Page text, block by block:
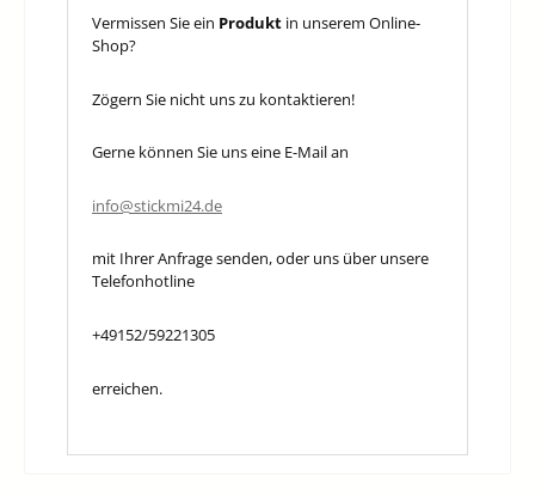
Vermissen Sie ein Produkt in unserem Online-
Shop?
Zögern Sie nicht uns zu kontaktieren!
Gerne können Sie uns eine E-Mail an
info@stickmi24.de
mit Ihrer Anfrage senden, oder uns über unsere
Telefonhotline
+49152/59221305
erreichen.